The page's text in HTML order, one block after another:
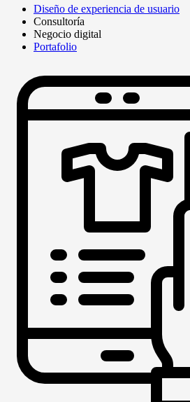
Diseño de experiencia de usuario
Consultoría
Negocio digital
Portafolio